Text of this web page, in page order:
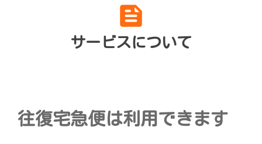
スポーツ振興くじ
保険
クリーニング俱楽部（店舗限定）
自転車シェアリング（店舗限定）
セブン-イレブンの横顔
セブン-イレブンの歴史
feed
サービスについて
往復宅急便は利用できます